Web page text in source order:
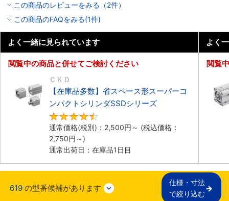
この商品のレビューをみる（2件）
この商品のFAQをみる(1件)
よく一緒に見られています
閲覧中の商品と併せてご検討ください
ＣＫＤ
【在庫品多数】省スペース形スーパーコ
ンパクトシリンダSSDシリーズ
通常価格(税別)： 2,500円 ～ (税込価格：
2,750円 ～)
通常出荷日：在庫品1日目
よく
閲覧
619 の型番候補があります
仕様・寸法
で絞り込む